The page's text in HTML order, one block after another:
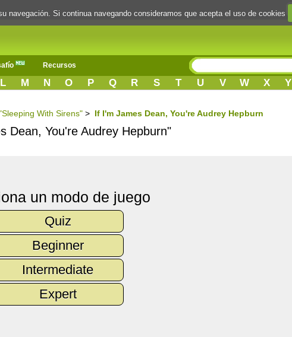
Recursos
L M N O P Q R S T U V W X Y
With Sirens" > If I'm James Dean, You're Audrey Hepburn
Dean, You're Audrey Hepburn"
un modo de juego
Quiz
Beginner
Intermediate
Expert
navegación. Si continua navegando consideramos que acepta el uso de cookies